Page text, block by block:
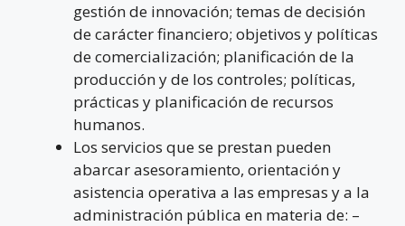
gestión de innovación; temas de decisión
de carácter financiero; objetivos y políticas
de comercialización; planificación de la
producción y de los controles; políticas,
prácticas y planificación de recursos
humanos.
Los servicios que se prestan pueden
abarcar asesoramiento, orientación y
asistencia operativa a las empresas y a la
administración pública en materia de: –